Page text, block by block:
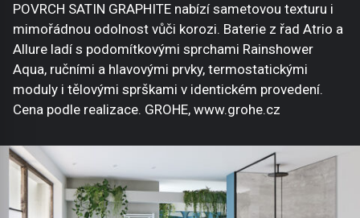
POVRCH SATIN GRAPHITE nabízí sametovou texturu i
mimořádnou odolnost vůči korozi. Baterie z řad Atrio a
Allure ladí s podomítkovými sprchami Rainshower
Aqua, ručními a hlavovými prvky, termostatickými
moduly i tělovými sprškami v identickém provedení.
Cena podle realizace. GROHE, www.grohe.cz